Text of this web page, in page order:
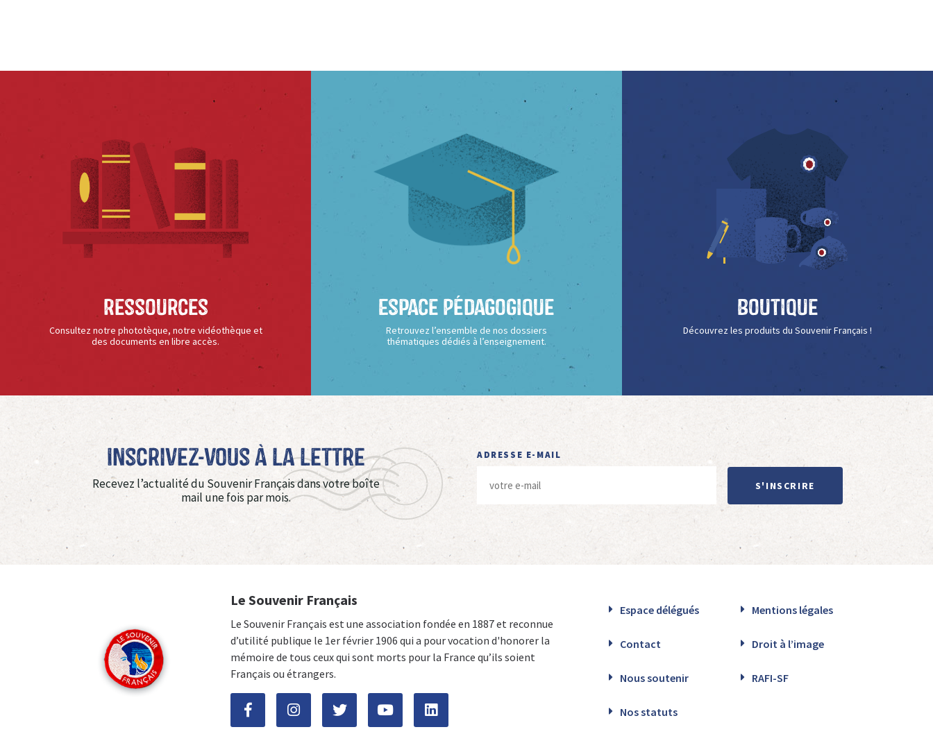
Ressources
Consultez notre phototèque, notre vidéothèque et
des documents en libre accès.
Espace Pédagogique
Retrouvez l’ensemble de nos dossiers
thématiques dédiés à l’enseignement.
Boutique
Découvrez les produits du Souvenir Français !
Inscrivez-vous à La Lettre
Recevez l’actualité du Souvenir Français dans votre boîte
mail une fois par mois.
ADRESSE E-MAIL
S'INSCRIRE
Le Souvenir Français
Le Souvenir Français est une association fondée en 1887 et reconnue
d’utilité publique le 1er février 1906 qui a pour vocation d'honorer la
mémoire de tous ceux qui sont morts pour la France qu’ils soient
Français ou étrangers.
Espace délégués Mentions légales
Contact Droit à l’image
Nous soutenir RAFI-SF
Nos statuts